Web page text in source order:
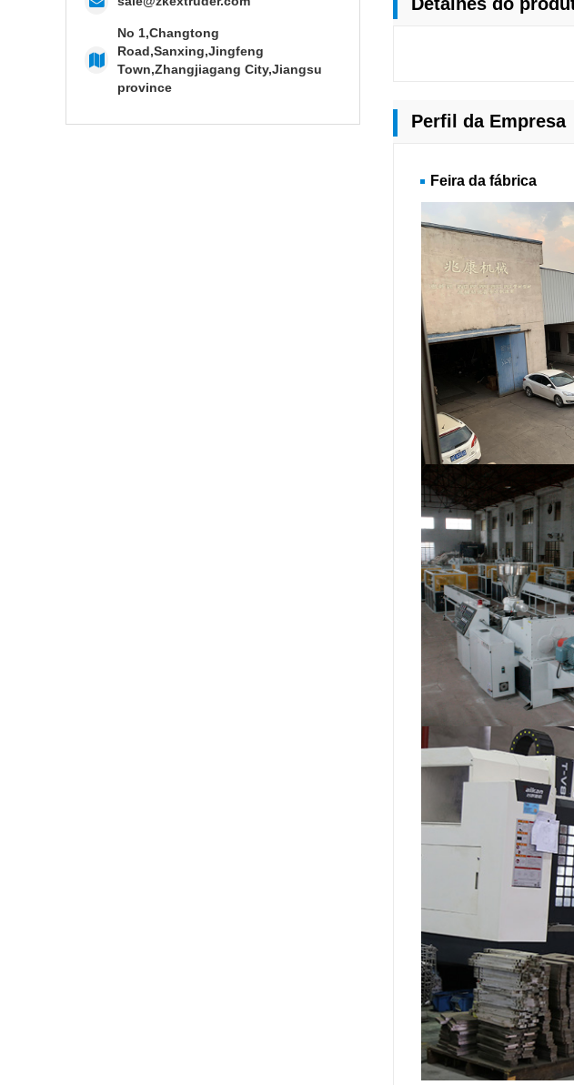
No 1,Changtong
Road,Sanxing,Jingfeng
Town,Zhangjiagang City,Jiangsu
province
Perfil da Empresa
Feira da fábrica